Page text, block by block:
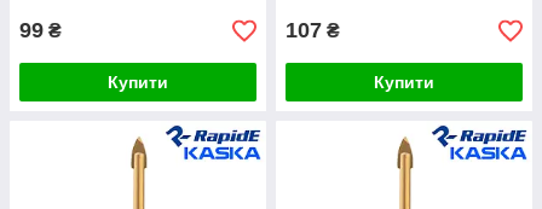
99 ₴
Купити
107 ₴
Купити